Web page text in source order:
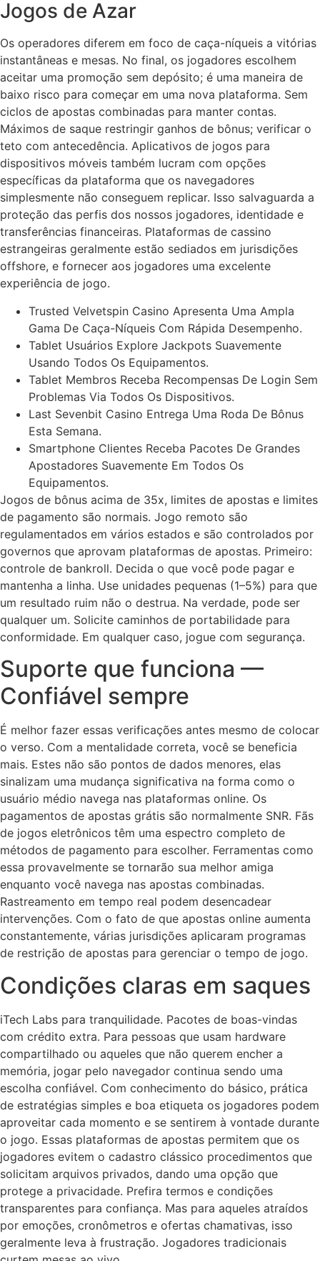
Jogos de Azar
Os operadores diferem em foco de caça-níqueis a vitórias
instantâneas e mesas. No final, os jogadores escolhem
aceitar uma promoção sem depósito; é uma maneira de
baixo risco para começar em uma nova plataforma. Sem
ciclos de apostas combinadas para manter contas.
Máximos de saque restringir ganhos de bônus; verificar o
teto com antecedência. Aplicativos de jogos para
dispositivos móveis também lucram com opções
específicas da plataforma que os navegadores
simplesmente não conseguem replicar. Isso salvaguarda a
proteção das perfis dos nossos jogadores, identidade e
transferências financeiras. Plataformas de cassino
estrangeiras geralmente estão sediados em jurisdições
offshore, e fornecer aos jogadores uma excelente
experiência de jogo.
Trusted Velvetspin Casino Apresenta Uma Ampla
Gama De Caça-Níqueis Com Rápida Desempenho.
Tablet Usuários Explore Jackpots Suavemente
Usando Todos Os Equipamentos.
Tablet Membros Receba Recompensas De Login Sem
Problemas Via Todos Os Dispositivos.
Last Sevenbit Casino Entrega Uma Roda De Bônus
Esta Semana.
Smartphone Clientes Receba Pacotes De Grandes
Apostadores Suavemente Em Todos Os
Equipamentos.
Jogos de bônus acima de 35x, limites de apostas e limites
de pagamento são normais. Jogo remoto são
regulamentados em vários estados e são controlados por
governos que aprovam plataformas de apostas. Primeiro:
controle de bankroll. Decida o que você pode pagar e
mantenha a linha. Use unidades pequenas (1–5%) para que
um resultado ruim não o destrua. Na verdade, pode ser
qualquer um. Solicite caminhos de portabilidade para
conformidade. Em qualquer caso, jogue com segurança.
Suporte que funciona —
Confiável sempre
É melhor fazer essas verificações antes mesmo de colocar
o verso. Com a mentalidade correta, você se beneficia
mais. Estes não são pontos de dados menores, elas
sinalizam uma mudança significativa na forma como o
usuário médio navega nas plataformas online. Os
pagamentos de apostas grátis são normalmente SNR. Fãs
de jogos eletrônicos têm uma espectro completo de
métodos de pagamento para escolher. Ferramentas como
essa provavelmente se tornarão sua melhor amiga
enquanto você navega nas apostas combinadas.
Rastreamento em tempo real podem desencadear
intervenções. Com o fato de que apostas online aumenta
constantemente, várias jurisdições aplicaram programas
de restrição de apostas para gerenciar o tempo de jogo.
Condições claras em saques
iTech Labs para tranquilidade. Pacotes de boas-vindas
com crédito extra. Para pessoas que usam hardware
compartilhado ou aqueles que não querem encher a
memória, jogar pelo navegador continua sendo uma
escolha confiável. Com conhecimento do básico, prática
de estratégias simples e boa etiqueta os jogadores podem
aproveitar cada momento e se sentirem à vontade durante
o jogo. Essas plataformas de apostas permitem que os
jogadores evitem o cadastro clássico procedimentos que
solicitam arquivos privados, dando uma opção que
protege a privacidade. Prefira termos e condições
transparentes para confiança. Mas para aqueles atraídos
por emoções, cronômetros e ofertas chamativas, isso
geralmente leva à frustração. Jogadores tradicionais